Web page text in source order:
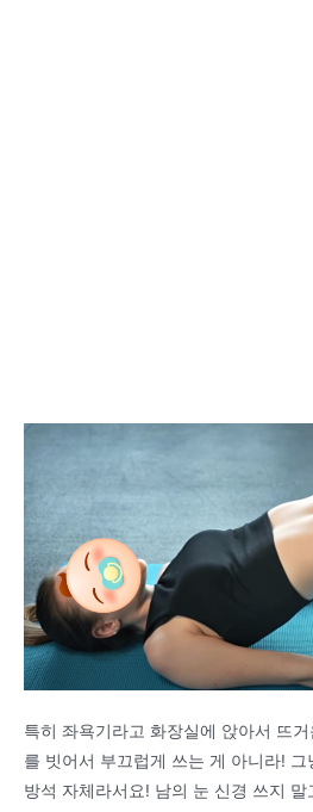
특히 좌욕기라고 화장실에 앉아서 뜨
를 빗어서 부끄럽게 쓰는 게 아니라!
방석 자체라서요! 남의 눈 신경 쓰지